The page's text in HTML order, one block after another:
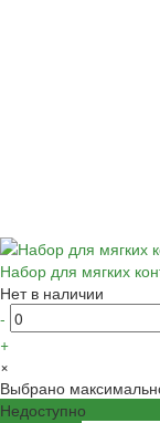
Набор для мягких
Нет в наличии
-
+
×
Выбрано
Недоступно